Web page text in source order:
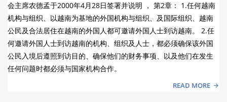
会主席农德孟于2000年4月28日签署并说明 ， 第2章： 1.任何越南
机构与组织、以越南为基地的外国机构与组织、及国际组织、越南
公民及合法居住在越南的外国人都可邀请外国人士到访越南。 2.任
何邀请外国人士到访越南的机构、组织及人士，都必须确保该外国
公民入境后遵照到访目的、确保他们的财务事项、以及他们在发生
任何问题时都必须与国家机构合作。
READ MORE